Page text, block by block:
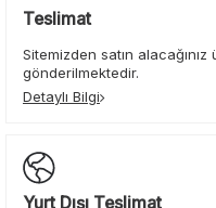
Teslimat
Sitemizden satın
gönderilmektedir.
Detaylı Bilgi
Yurt Dışı Teslimat